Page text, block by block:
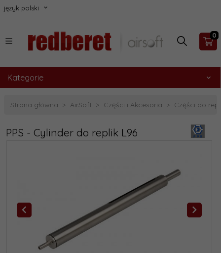
język polski
0
Kategorie
Strona główna AirSoft Części i Akcesoria Części do
PPS - Cylinder do replik L96